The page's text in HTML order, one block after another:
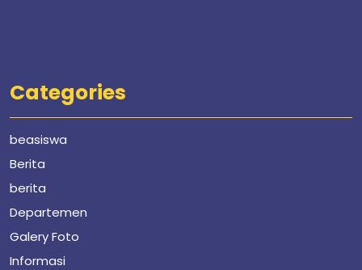
Categories
beasiswa
Berita
berita
Departemen
Galery Foto
Informasi